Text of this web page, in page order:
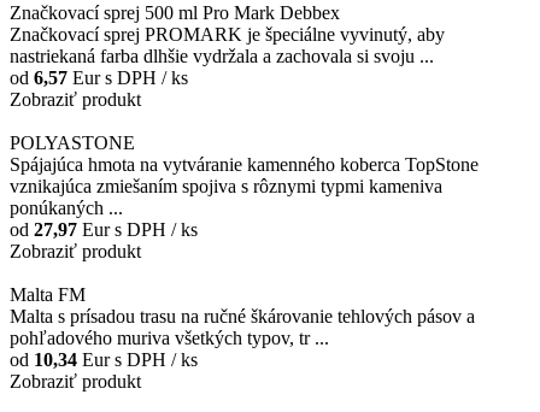
Značkovací sprej 500 ml Pro Mark Debbex
Značkovací sprej PROMARK je špeciálne vyvinutý, aby
nastriekaná farba dlhšie vydržala a zachovala si svoju ...
od 6,57 Eurs DPH / ks
Zobraziť produkt
POLYASTONE
Spájajúca hmota na vytváranie kamenného koberca TopStone
vznikajúca zmiešaním spojiva s rôznymi typmi kameniva
ponúkaných ...
od 27,97 Eurs DPH / ks
Zobraziť produkt
Malta FM
Malta s prísadou trasu na ručné škárovanie tehlových pásov a
pohľadového muriva všetkých typov, tr ...
od 10,34 Eurs DPH / ks
Zobraziť produkt